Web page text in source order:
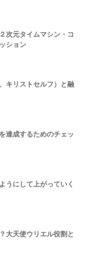
次元タイムマシン・コ
ション
キリストセルフ）と融
達成するためのチェッ
うにして上がっていく
大天使ウリエル役割と